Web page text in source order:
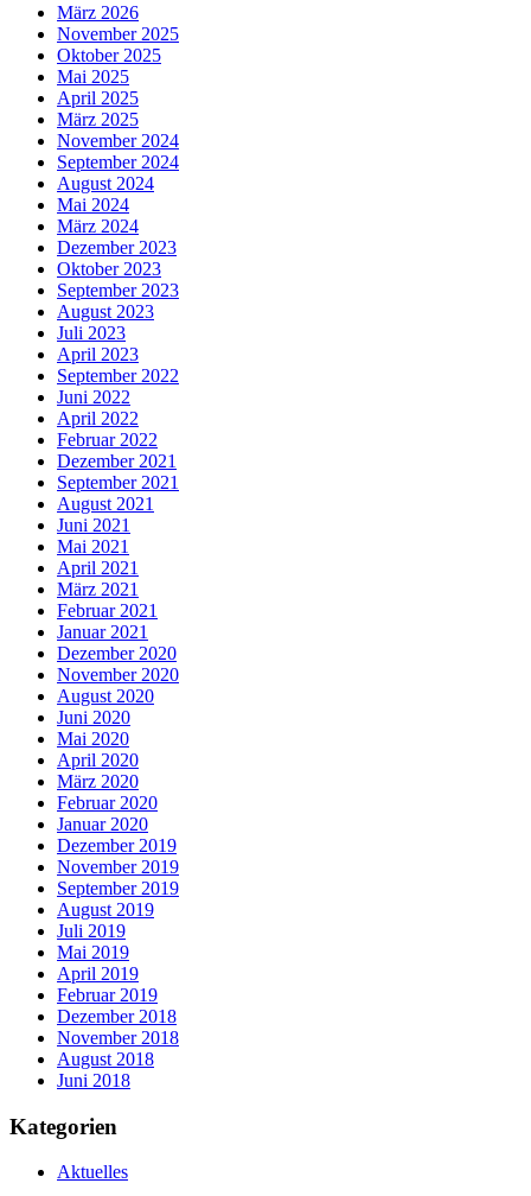
März 2026
November 2025
Oktober 2025
Mai 2025
April 2025
März 2025
November 2024
September 2024
August 2024
Mai 2024
März 2024
Dezember 2023
Oktober 2023
September 2023
August 2023
Juli 2023
April 2023
September 2022
Juni 2022
April 2022
Februar 2022
Dezember 2021
September 2021
August 2021
Juni 2021
Mai 2021
April 2021
März 2021
Februar 2021
Januar 2021
Dezember 2020
November 2020
August 2020
Juni 2020
Mai 2020
April 2020
März 2020
Februar 2020
Januar 2020
Dezember 2019
November 2019
September 2019
August 2019
Juli 2019
Mai 2019
April 2019
Februar 2019
Dezember 2018
November 2018
August 2018
Juni 2018
Kategorien
Aktuelles